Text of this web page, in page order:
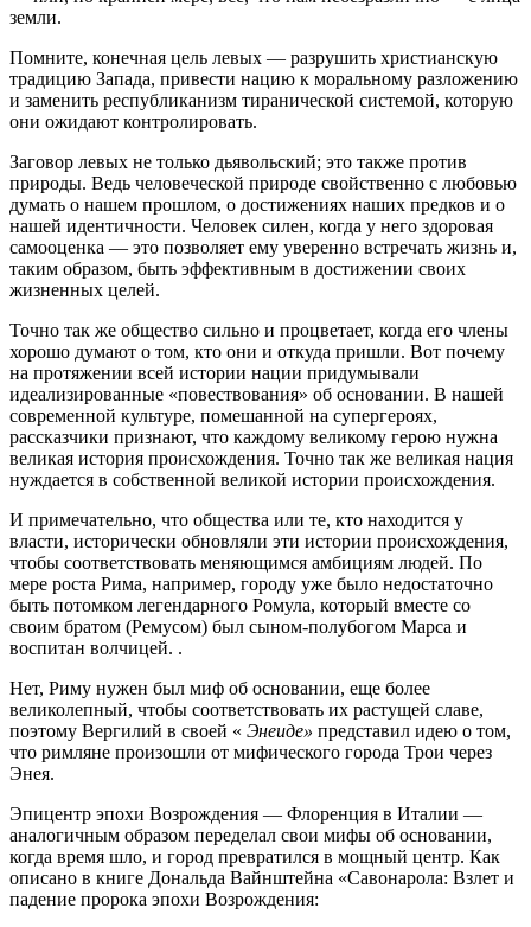
земли.
Помните, конечная цель левых — разрушить христианскую
традицию Запада, привести нацию к моральному разложению
и заменить республиканизм тиранической системой, которую
они ожидают контролировать.
Заговор левых не только дьявольский; это также против
природы. Ведь человеческой природе свойственно с любовью
думать о нашем прошлом, о достижениях наших предков и о
нашей идентичности. Человек силен, когда у него здоровая
самооценка — это позволяет ему уверенно встречать жизнь и,
таким образом, быть эффективным в достижении своих
жизненных целей.
Точно так же общество сильно и процветает, когда его члены
хорошо думают о том, кто они и откуда пришли. Вот почему
на протяжении всей истории нации придумывали
идеализированные «повествования» об основании. В нашей
современной культуре, помешанной на супергероях,
рассказчики признают, что каждому великому герою нужна
великая история происхождения. Точно так же великая нация
нуждается в собственной великой истории происхождения.
И примечательно, что общества или те, кто находится у
власти, исторически обновляли эти истории происхождения,
чтобы соответствовать меняющимся амбициям людей. По
мере роста Рима, например, городу уже было недостаточно
быть потомком легендарного Ромула, который вместе со
своим братом (Ремусом) был сыном-полубогом Марса и
воспитан волчицей. .
Нет, Риму нужен был миф об основании, еще более
великолепный, чтобы соответствовать их растущей славе,
поэтому Вергилий в своей « Энеиде» представил идею о том,
что римляне произошли от мифического города Трои через
Энея.
Эпицентр эпохи Возрождения — Флоренция в Италии —
аналогичным образом переделал свои мифы об основании,
когда время шло, и город превратился в мощный центр. Как
описано в книге Дональда Вайнштейна «Савонарола: Взлет и
падение пророка эпохи Возрождения: